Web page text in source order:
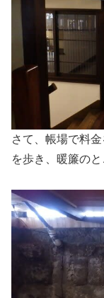
さて、帳場で料
を歩き、暖簾の